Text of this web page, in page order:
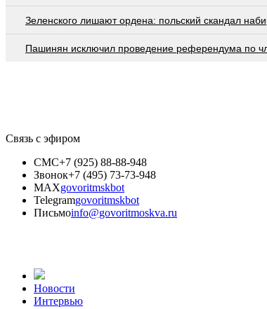
Зеленского лишают ордена: польский скандал
Пашинян исключил проведение референдума по
Связь с эфиром
СМС+7 (925) 88-88-948
Звонок+7 (495) 73-73-948
MAXgovoritmskbot
Telegramgovoritmskbot
Письмоinfo@govoritmoskva.ru
Новости
Интервью